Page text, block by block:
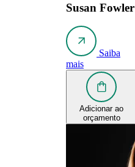
Susan Fowler
Saiba
mais
Adicionar ao
orçamento